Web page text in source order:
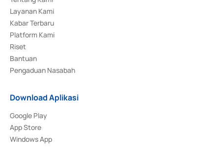
Layanan Kami
Kabar Terbaru
Platform Kami
Riset
Bantuan
Pengaduan Nasabah
Download Aplikasi
Google Play
App Store
Windows App